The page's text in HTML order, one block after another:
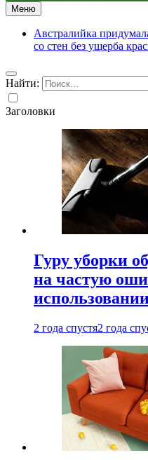
Меню
Австралийка
со стен без ущерба
Найти:
Заголовки
Гуру уборки
на частую
2 года спустя2 года